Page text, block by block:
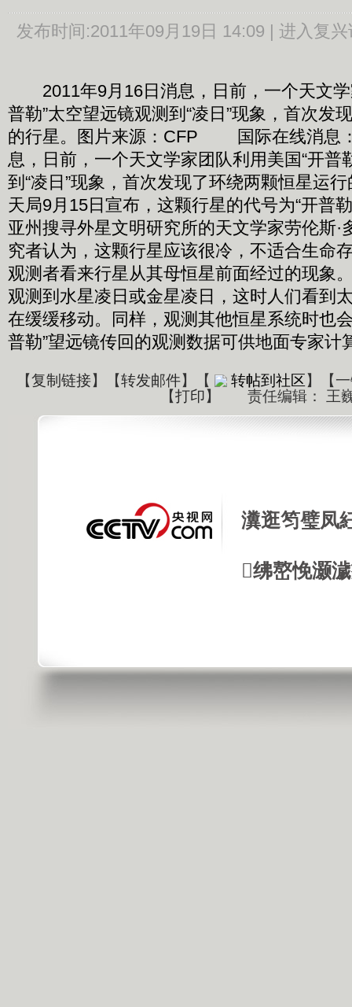
发布时间:2011年09月19日 14:09 | 进入复兴
2011年9月16日消息，日前，一个天文学
普勒”太空望远镜观测到“凌日”现象，首次发
的行星。图片来源：CFP 国际在线消息
息，日前，一个天文学家团队利用美国“开普
到“凌日”现象，首次发现了环绕两颗恒星
天局9月15日宣布，这颗行星的代号为“开普
亚州搜寻外星文明研究所的天文学家劳伦斯·
究者认为，这颗行星应该很冷，不适合生
观测者看来行星从其母恒星前面经过的现象
观测到水星凌日或金星凌日，这时人们看到
在缓缓移动。同样，观测其他恒星系统时也
普勒”望远镜传回的观测数据可供地面专家计
【复制链接】【转发邮件】 【 转帖到社区】【
【打印】 责任编辑： 王
瀵逛笉璧凤
绋嶅悗灏